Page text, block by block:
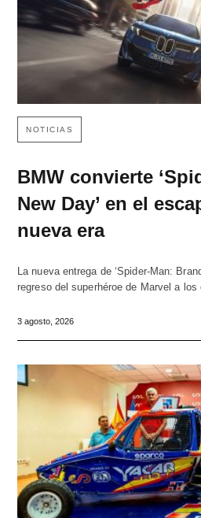
NOTICIAS
BMW convierte
New Day’ en el
nueva era
La nueva entrega de ‘Spider-Man:
regreso del superhéroe de Marvel a
3 agosto, 2026